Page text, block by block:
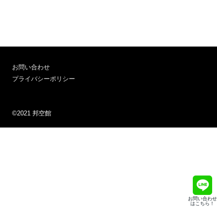
お問い合わせ
はこちら！
お問い合わせ
プライバシーポリシー
©2021 邦空館